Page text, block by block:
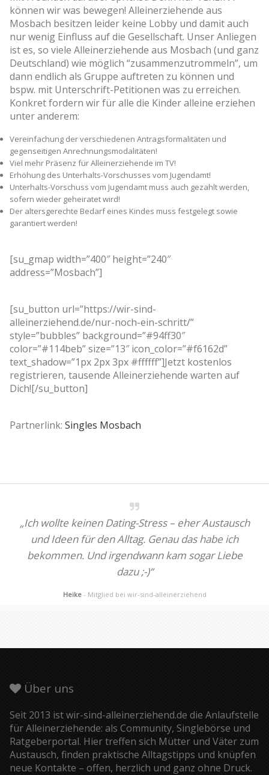
können wir was bewegen! Alleinerziehende aus
Mosbach besitzen leider keine Lobby und damit auch
nur wenig Einfluss auf die Gesellschaft. Unser Anliegen
ist es, so viele Alleinerziehende aus Mosbach (und ganz
Deutschland) wie möglich “zusammenzutrommeln”, um
dann endlich als Gruppe auftreten zu können und
bspw. mit Unterschrift-Petitionen was zu erreichen.
Konkret fordern wir für alle die Kinder alleine erziehen
unter anderem:
Vereinfachung der verschiedenen Antragsformalitäten und
gegenseitigen Anrechnungsmodalitäten!
Viel mehr Präsenz für Alleinerziehende im TV!
Erhöhung des Unterhalts-Vorschusses vom Jugendamt!
Unterhalts-Vorschuss vom Jugendamt muss auch gezahlt werden,
sofern wieder geheiratet wird!
Der altersgerechte Bedarf eines Kindes muss festgelegt sowie
garantiert werden!
[su_gmap width=”400″ height=”240″
address=”Mosbach”]
[su_button url=”https://wir-sind-
alleinerziehend.de/nur-noch-ein-schritt/”
style=”bubbles” background=”#94ff30″
color=”#114beb” size=”13″ icon_color=”#f6162d”
text_shadow=”1px 2px 3px #ffffff”]Jetzt kostenlos
registrieren, tausende Alleinerziehende warten auf
Dich![/su_button]
Partnerlink: Singles Mosbach
„Ich wollte keinen Dating-Stress – eher Austausch
und Ideen für den Alltag. Genau das habe ich
bekommen. Und irgendwann kam sogar Liebe
dazu ;-)“
Heike - Mitglied bei wir-sind-alleinerziehend
Über uns
Seit 2013 ist wir-sind-alleinerziehend.de die Anlaufstelle
für Alleinerziehende: als Community, Singlebörse und
Ratgeberportal. Hier treffen sich Mütter und Väter zum
Austausch, finden praktische Alltagstipps und knüpfen
neue Kontakte – offen, herzlich und ganz ohne Druck.